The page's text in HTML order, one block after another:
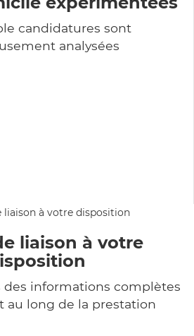
candidatures sont
analysées
liaison à votre
des informations complètes
au long de la prestation